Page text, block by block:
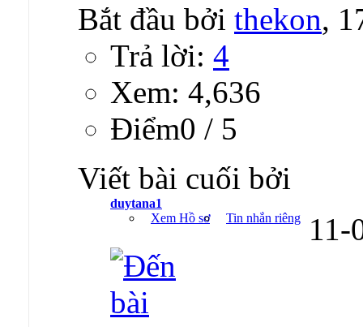
Bắt đầu bởi thekon,
Trả lời: 4
Xem: 4,636
Ðiểm0 / 5
Viết bài cuối bởi
duytana1
Xem Hồ sơ
Tin nhắn riêng 11-